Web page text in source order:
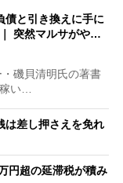
債と引き換えに手に
突然マルサがや…
磯貝清明氏の著書
い…
は差し押さえを免れ
円超の延滞税が積み